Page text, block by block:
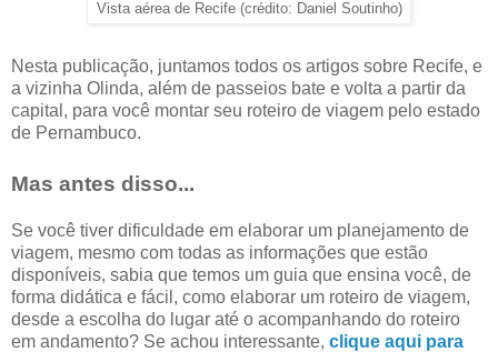
Vista aérea de Recife (crédito: Daniel Soutinho)
Nesta publicação, juntamos todos os artigos sobre Recife, e
a vizinha Olinda, além de passeios bate e volta a partir da
capital, para você montar seu roteiro de viagem pelo estado
de Pernambuco.
Mas antes disso...
Se você tiver dificuldade em elaborar um planejamento de
viagem, mesmo com todas as informações que estão
disponíveis, sabia que temos um guia que ensina você, de
forma didática e fácil, como elaborar um roteiro de viagem,
desde a escolha do lugar até o acompanhando do roteiro
em andamento? Se achou interessante, clique aqui para